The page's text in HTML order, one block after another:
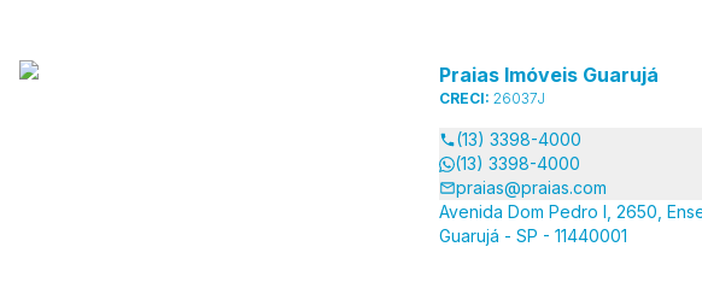
Praias Imóveis Guarujá
CRECI: 26037J
(13) 3398-4000
(13) 3398-4000
praias@praias.com
Avenida Dom Pedro I, 2650,
Guarujá - SP - 11440001